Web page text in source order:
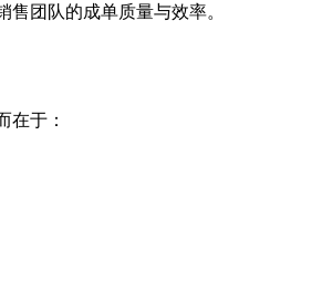
团队的成单质量与效率。
在于：